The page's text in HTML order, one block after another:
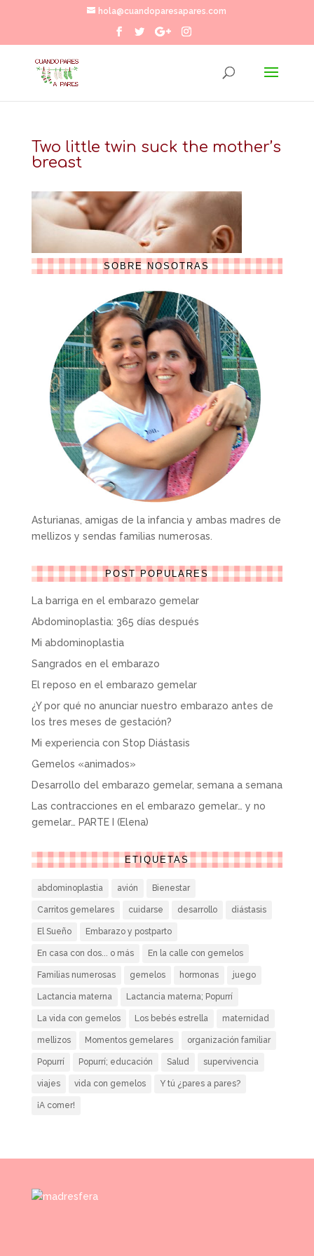
hola@cuandoparesapares.com
Two little twin suck the mother’s
breast
SOBRE NOSOTRAS
Asturianas, amigas de la infancia y ambas madres de
mellizos y sendas familias numerosas.
POST POPULARES
La barriga en el embarazo gemelar
Abdominoplastia: 365 días después
Mi abdominoplastia
Sangrados en el embarazo
El reposo en el embarazo gemelar
¿Y por qué no anunciar nuestro embarazo antes de
los tres meses de gestación?
Mi experiencia con Stop Diástasis
Gemelos «animados»
Desarrollo del embarazo gemelar, semana a semana
Las contracciones en el embarazo gemelar… y no
gemelar… PARTE I (Elena)
ETIQUETAS
abdominoplastia avión Bienestar
Carritos gemelares cuidarse desarrollo diástasis
El Sueño Embarazo y postparto
En casa con dos... o más En la calle con gemelos
Familias numerosas gemelos hormonas juego
Lactancia materna Lactancia materna; Popurrí
La vida con gemelos Los bebés estrella maternidad
mellizos Momentos gemelares organización familiar
Popurrí Popurrí; educación Salud supervivencia
viajes vida con gemelos Y tú ¿pares a pares?
¡A comer!